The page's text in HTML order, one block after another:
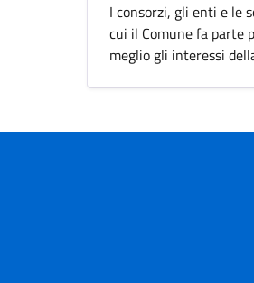
I consorzi, gli enti e le
cui il Comune fa parte
meglio gli interessi